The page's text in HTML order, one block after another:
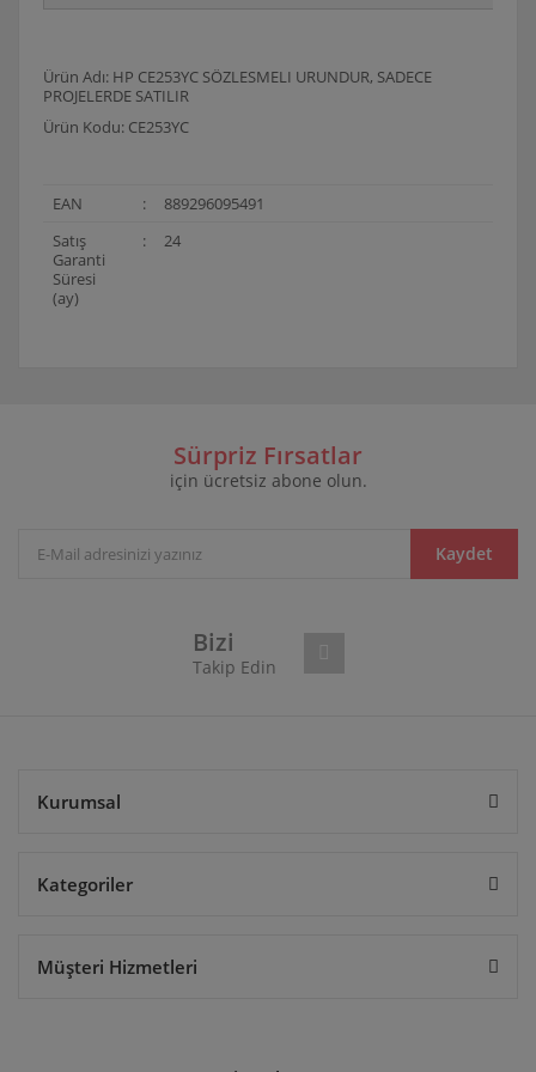
Ürün Adı: HP CE253YC SÖZLESMELI URUNDUR, SADECE
PROJELERDE SATILIR
Ürün Kodu: CE253YC
EAN :
889296095491
Satış
Garanti
Süresi
(ay)
: 24
Yorum Yaz
Ürün resmi kalitesiz, bozuk veya görüntülenemiyor.
Ürün bilgilerinde hatalar bulunuyor.
Sürpriz Fırsatlar
için ücretsiz abone olun.
Kaydet
Bizi
Takip Edin
Kurumsal
Kategoriler
Müşteri Hizmetleri